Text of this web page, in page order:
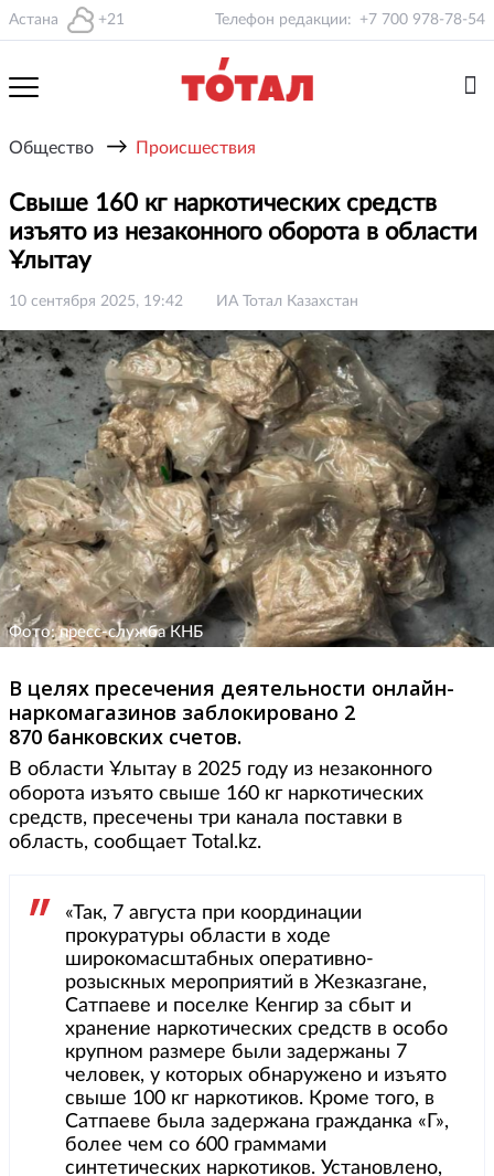
Астана +21 Телефон редакции: +7 700 978-78-54
Общество → Происшествия
Свыше 160 кг наркотических средств
изъято из незаконного оборота в области
Ұлытау
10 сентября 2025, 19:42 ИА Тотал Казахстан
Фото: пресс-служба КНБ
В целях пресечения деятельности онлайн-
наркомагазинов заблокировано 2
870 банковских счетов.
В области Ұлытау в 2025 году из незаконного
оборота изъято свыше 160 кг наркотических
средств, пресечены три канала поставки в
область, сообщает Total.kz.
«Так, 7 августа при координации
прокуратуры области в ходе
широкомасштабных оперативно-
розыскных мероприятий в Жезказгане,
Сатпаеве и поселке Кенгир за сбыт и
хранение наркотических средств в особо
крупном размере были задержаны 7
человек, у которых обнаружено и изъято
свыше 100 кг наркотиков. Кроме того, в
Сатпаеве была задержана гражданка «Г»,
более чем со 600 граммами
синтетических наркотиков. Установлено,